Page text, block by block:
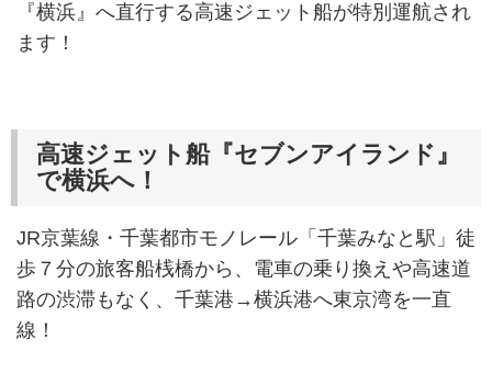
『横浜』へ直行する高速ジェット船が特別運航され
ます！
高速ジェット船『セブンアイランド』
で横浜へ！
JR京葉線・千葉都市モノレール「千葉みなと駅」徒
歩７分の旅客船桟橋から、電車の乗り換えや高速道
路の渋滞もなく、千葉港→横浜港へ東京湾を一直
線！